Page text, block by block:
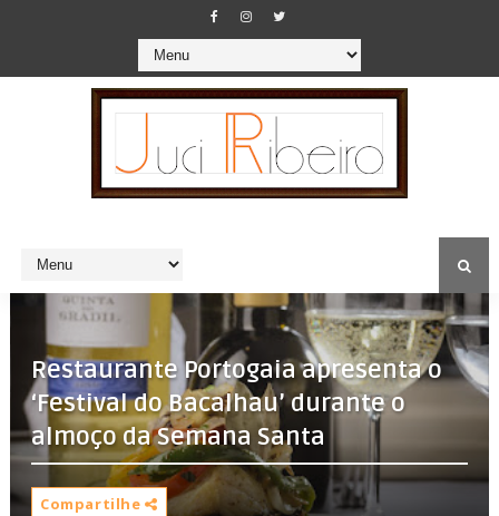
Restaurante Portogaia apresenta o
‘Festival do Bacalhau’ durante o
almoço da Semana Santa
Compartilhe